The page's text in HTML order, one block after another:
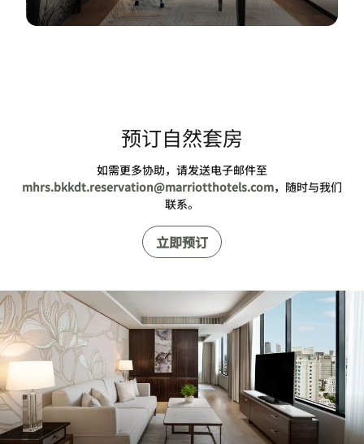
预订自然套房
如需更多协助，请发送电子邮件至
mhrs.bkkdt.reservation@marriotthotels.com，随时与我们
联系。
立即预订